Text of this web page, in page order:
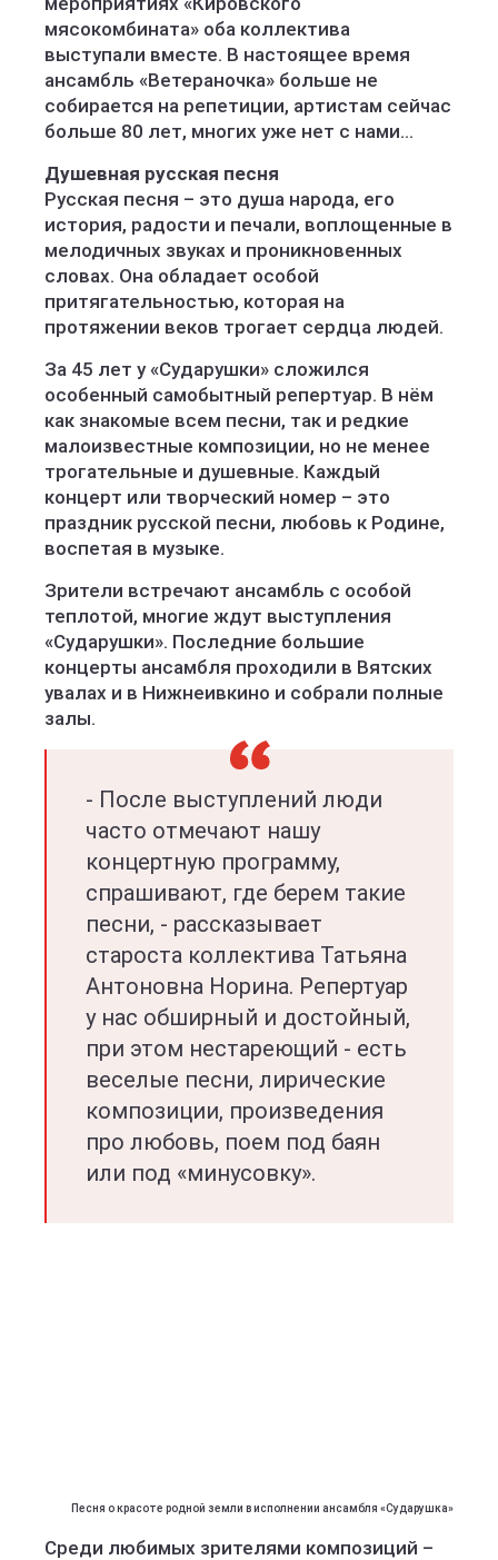
мясокомбината» оба коллектива
выступали вместе. В настоящее время
ансамбль «Ветераночка» больше не
собирается на репетиции, артистам сейчас
больше 80 лет, многих уже нет с нами…
Душевная русская песня
Русская песня – это душа народа, его
история, радости и печали, воплощенные в
мелодичных звуках и проникновенных
словах. Она обладает особой
притягательностью, которая на
протяжении веков трогает сердца людей.
За 45 лет у «Сударушки» сложился
особенный самобытный репертуар. В нём
как знакомые всем песни, так и редкие
малоизвестные композиции, но не менее
трогательные и душевные. Каждый
концерт или творческий номер – это
праздник русской песни, любовь к Родине,
воспетая в музыке.
Зрители встречают ансамбль с особой
теплотой, многие ждут выступления
«Сударушки». Последние большие
концерты ансамбля проходили в Вятских
увалах и в Нижнеивкино и собрали полные
залы.
- После выступлений люди
часто отмечают нашу
концертную программу,
спрашивают, где берем такие
песни, - рассказывает
староста коллектива Татьяна
Антоновна Норина. Репертуар
у нас обширный и достойный,
при этом нестареющий - есть
веселые песни, лирические
композиции, произведения
про любовь, поем под баян
или под «минусовку».
Песня о красоте родной земли в исполнении ансамбля «Сударушка»
Среди любимых зрителями композиций –